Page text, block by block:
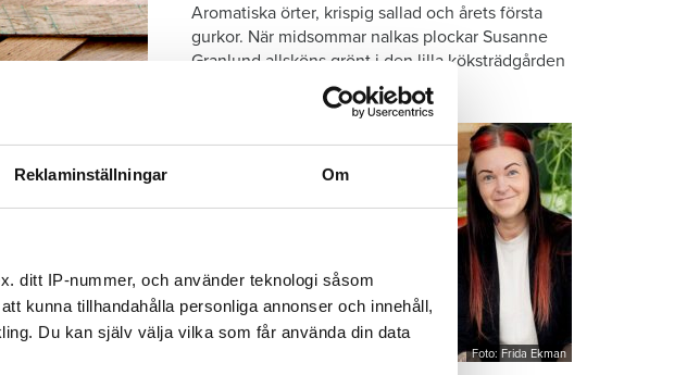
Reklaminställningar Om
ditt IP-nummer, och använder teknologi såsom
kunna tillhandahålla personliga annonser och innehåll,
Du kan själv välja vilka som får använda din data
Anna Rytterbrant
och går till
vattnet.
och ut i
Aromatiska örter, krispig sallad och årets första
gurkor. När midsommar nalkas plockar Susanne
Granlund allsköns grönt i den lilla köksträdgården
Foto: Frida Ekman